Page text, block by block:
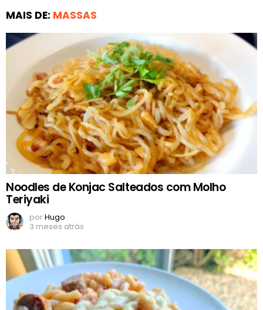
MAIS DE: MASSAS
Noodles de Konjac Salteados com Molho
Teriyaki
porHugo
3 meses atrás